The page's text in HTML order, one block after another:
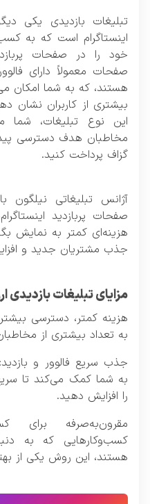
تبلیغات بازدیدی یکی
اینستاگرام است که به
خود را در صفحات
صفحات معمولاً دارای
هستند، که به شما امکان
بیشتری از کاربران نشان
این نوع تبلیغات، شما
مخاطبان هدف دسترسی
گزاف پرداخت کنید.
آژانس تبلیغاتی نیلگون
صفحات پربازدید
هزینه‌ای کمتر به نمایش
جذب مشتریان جدید و
مزایای تبلیغات بازدیدی
هزینه کمتر، دسترسی
به تعداد بیشتری از
جذب سریع فالوور و
به شما کمک می‌کند تا
را افزایش دهید.
مقرون‌به‌صرفه برای
کسب‌وکارهایی که به
هستند، این روش یکی از